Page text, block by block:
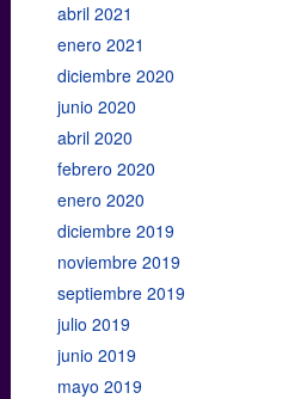
abril 2021
enero 2021
diciembre 2020
junio 2020
abril 2020
febrero 2020
enero 2020
diciembre 2019
noviembre 2019
septiembre 2019
julio 2019
junio 2019
mayo 2019